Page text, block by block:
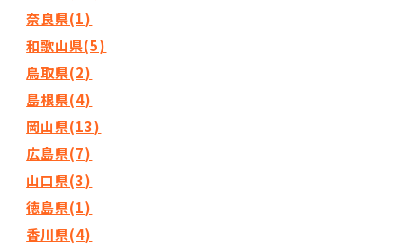
奈良県(1)
和歌山県(5)
鳥取県(2)
島根県(4)
岡山県(13)
広島県(7)
山口県(3)
徳島県(1)
香川県(4)